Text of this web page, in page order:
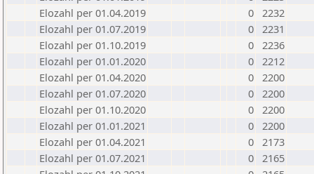
Elozahl per 01.04.2019
0 2232
Elozahl per 01.07.2019
0 2231
Elozahl per 01.10.2019
0 2236
Elozahl per 01.01.2020
0 2212
Elozahl per 01.04.2020
0 2200
Elozahl per 01.07.2020
0 2200
Elozahl per 01.10.2020
0 2200
Elozahl per 01.01.2021
0 2200
Elozahl per 01.04.2021
0 2173
Elozahl per 01.07.2021
0 2165